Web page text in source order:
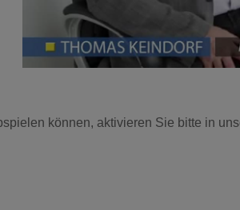
können, aktivieren Sie bitte in